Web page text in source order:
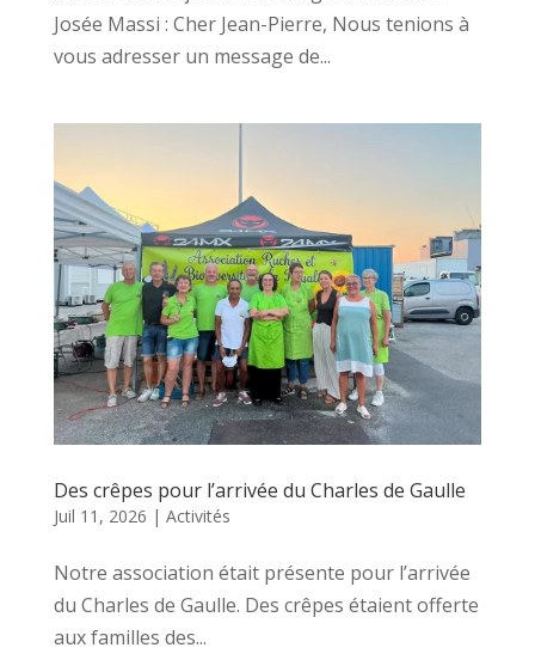
Josée Massi : Cher Jean-Pierre, Nous tenions à
vous adresser un message de...
Des crêpes pour l’arrivée du Charles de Gaulle
Juil 11, 2026 | Activités
Notre association était présente pour l’arrivée
du Charles de Gaulle. Des crêpes étaient offerte
aux familles des...